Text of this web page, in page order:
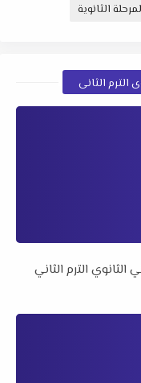
الثانوية
الترم الثانى
الترم الثاني